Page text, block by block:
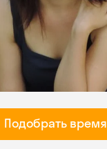
Подобрать время